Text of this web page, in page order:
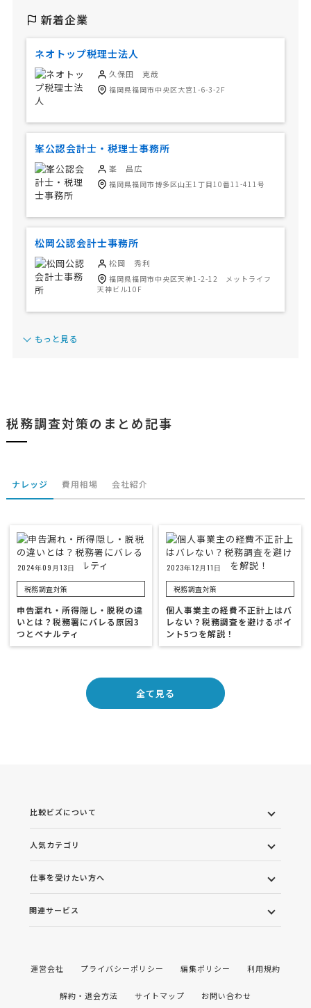
新着企業
ネオトップ税理士法人
久保田 克哉
福岡県福岡市中央区大宮1-6-3-2F
峯公認会計士・税理士事務所
峯 昌広
福岡県福岡市博多区山王1丁目10番11-411号
松岡公認会計士事務所
松岡 秀利
福岡県福岡市中央区天神1-2-12 メットライフ
天神ビル10F
もっと見る
税務調査対策のまとめ記事
ナレッジ 費用相場 会社紹介
2024年09月13日
税務調査対策
申告漏れ・所得隠し・脱税の違
いとは？税務署にバレる原因3
つとペナルティ
2023年12月11日
税務調査対策
個人事業主の経費不正計上はバ
レない？税務調査を避けるポイ
ント5つを解説！
全て見る
比較ビズについて
人気カテゴリ
仕事を受けたい方へ
関連サービス
運営会社 プライバシーポリシー 編集ポリシー 利用規約
解約・退会方法 サイトマップ お問い合わせ